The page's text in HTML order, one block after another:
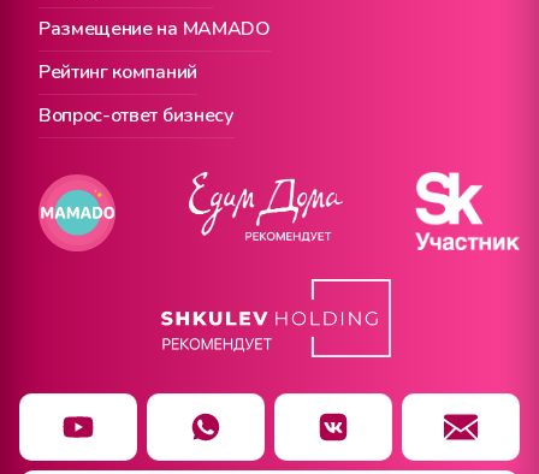
Размещение на MAMADO
Рейтинг компаний
Вопрос-ответ бизнесу